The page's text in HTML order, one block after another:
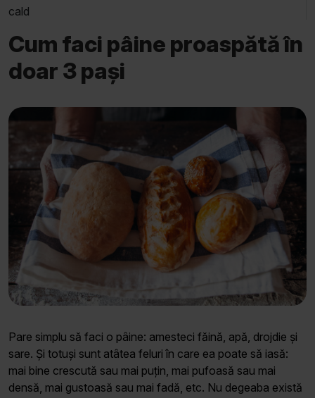
cald
Cum faci pâine proaspătă în
doar 3 pași
Pare simplu să faci o pâine: amesteci făină, apă, drojdie și
sare. Și totuși sunt atâtea feluri în care ea poate să iasă:
mai bine crescută sau mai puțin, mai pufoasă sau mai
densă, mai gustoasă sau mai fadă, etc. Nu degeaba există